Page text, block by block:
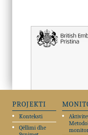
PROJEKTI
Konteksti
Qëllimi dhe